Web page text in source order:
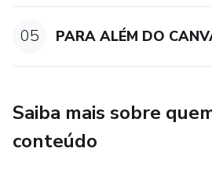
05 PARA ALÉM DO
Saiba mais sobre
conteúdo